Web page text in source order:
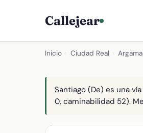
Callejear
Inicio Ciudad Real
Santiago (De) es una
0, caminabilidad 52).